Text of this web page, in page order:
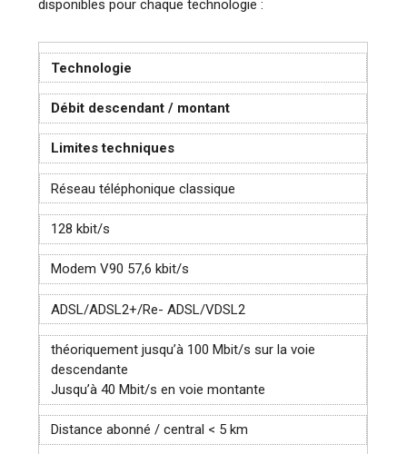
disponibles pour chaque technologie :
Technologie
Débit descendant / montant
Limites techniques
Réseau téléphonique classique
128 kbit/s
Modem V90 57,6 kbit/s
ADSL/ADSL2+/Re- ADSL/VDSL2
théoriquement jusqu’à 100 Mbit/s sur la voie
descendante
Jusqu’à 40 Mbit/s en voie montante
Distance abonné / central < 5 km